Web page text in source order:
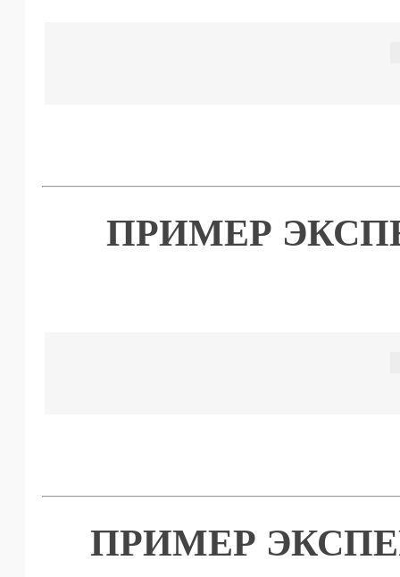
ПРИМЕР
ПРИМЕР